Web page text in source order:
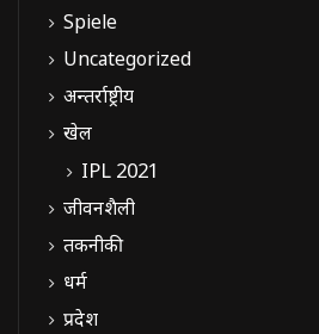
Spiele
Uncategorized
अन्तर्राष्ट्रीय
खेल
IPL 2021
जीवनशैली
तकनीकी
धर्म
प्रदेश